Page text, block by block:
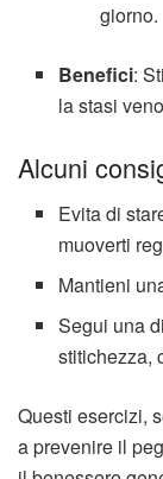
giorno.
Benefici:
la stasi
Alcuni
Evita di
muoverti
Mantieni
Segui una
stitichezza,
Questi esercizi,
a prevenire il